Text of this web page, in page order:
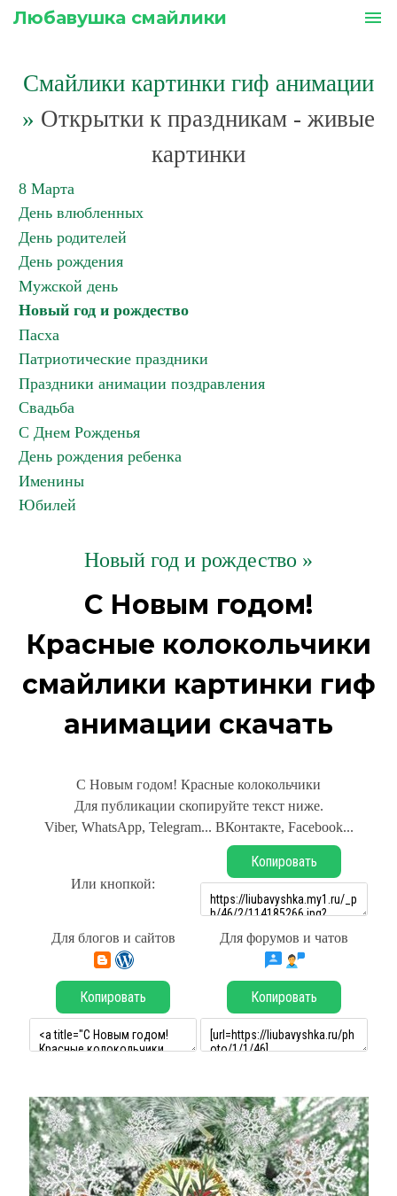
Любавушка смайлики menu
Смайлики картинки гиф анимации
» Открытки к праздникам - живые
картинки
8 Марта
День влюбленных
День родителей
День рождения
Мужской день
Новый год и рождество
Пасха
Патриотические праздники
Праздники анимации поздравления
Свадьба
С Днем Рожденья
День рождения ребенка
Именины
Юбилей
Новый год и рождество »
С Новым годом!
Красные колокольчики
смайлики картинки гиф
анимации скачать
С Новым годом! Красные колокольчики
Для публикации скопируйте текст ниже.
Viber, WhatsApp, Telegram... ВКонтакте, Facebook...
Или кнопкой:
Копировать
Для блогов и сайтов Для форумов и чатов
Копировать Копировать